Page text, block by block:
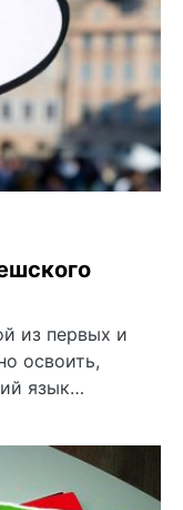
из первых и
освоить,
язык…